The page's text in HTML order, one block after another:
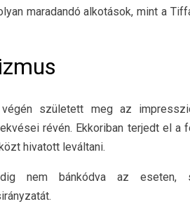
maradandó alkotások, mint a
született meg az
révén. Ekkoriban terjedt el
hivatott leváltani.
nem bánkódva az eseten,